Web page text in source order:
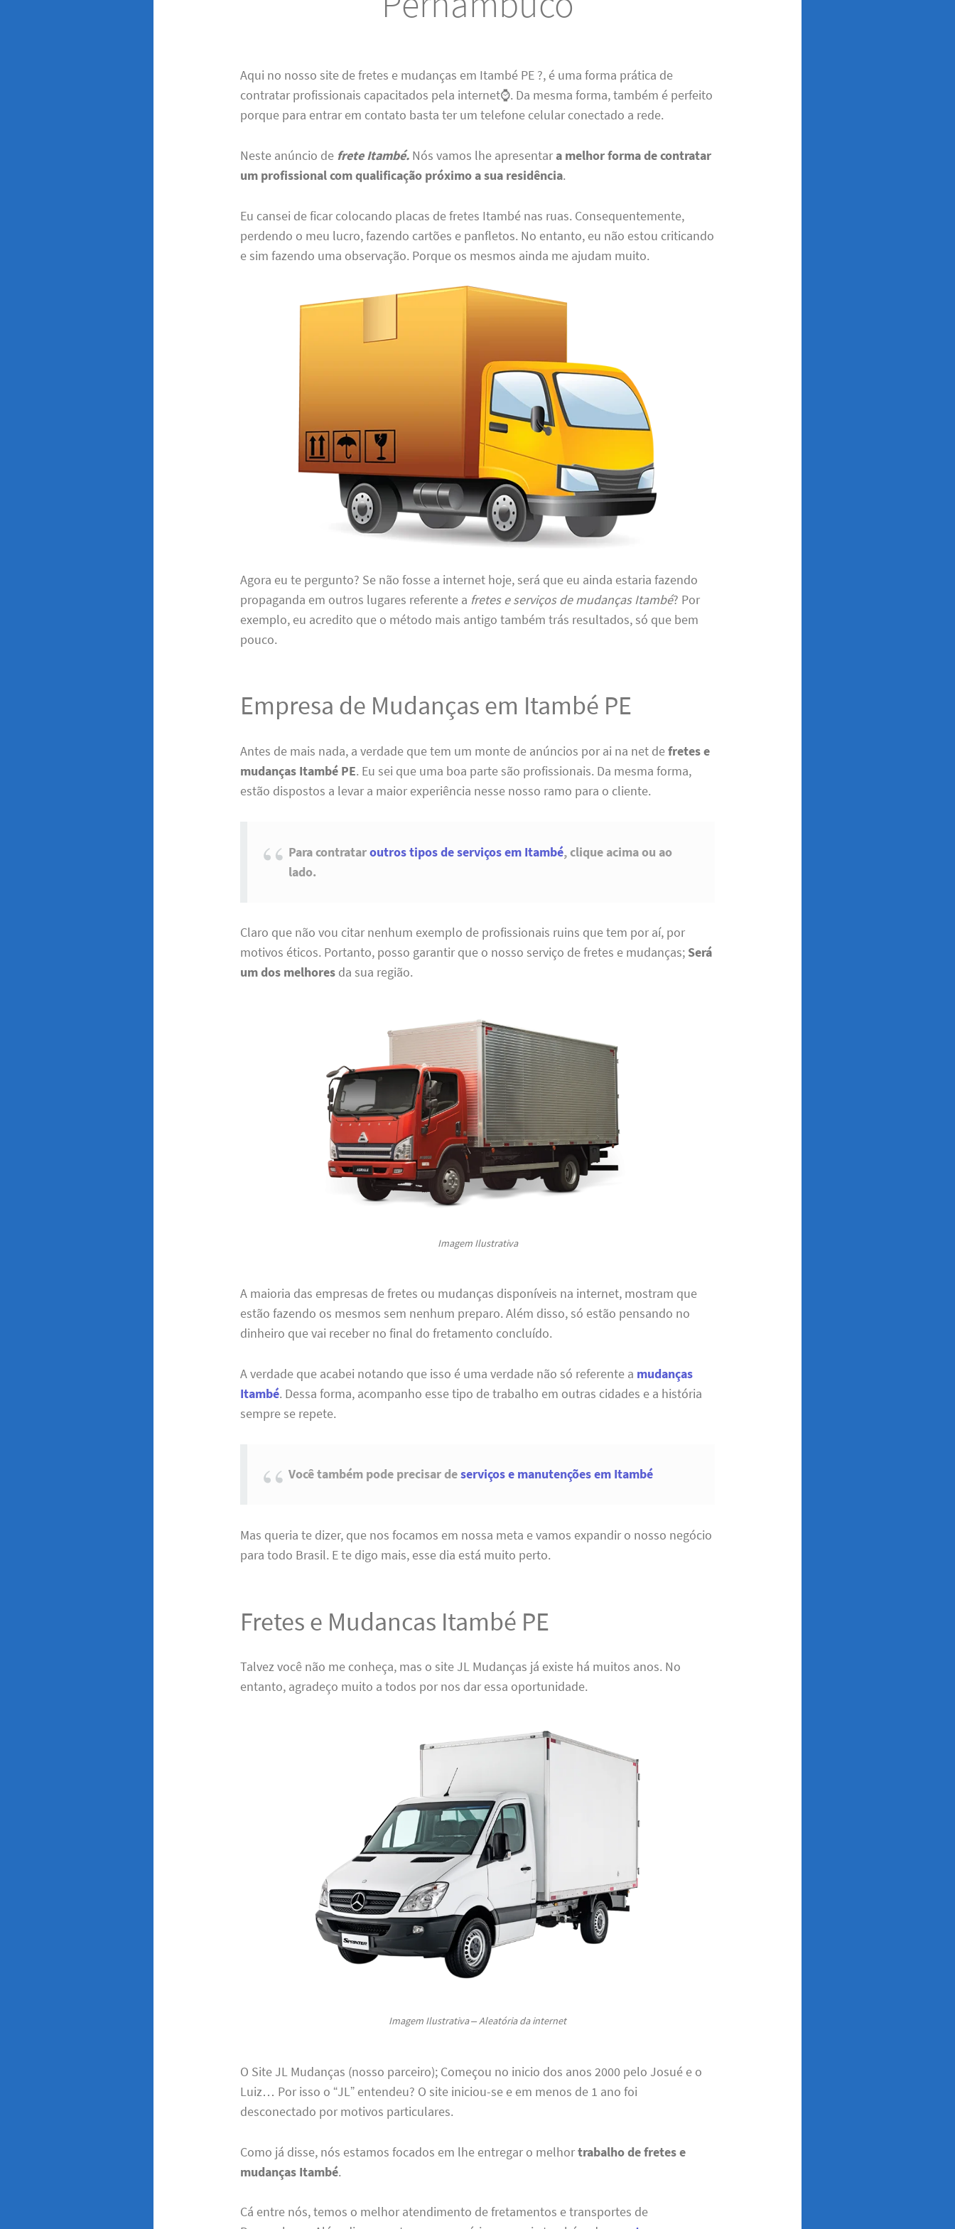
Aqui no nosso site de fretes e mudanças em Itambé PE ?, é uma forma prática de
contratar profissionais capacitados pela internet⌚. Da mesma forma, também é perfeito
porque para entrar em contato basta ter um telefone celular conectado a rede.
Neste anúncio de frete Itambé. Nós vamos lhe apresentara melhor forma de contratar
um profissional com qualificação próximo a sua residência.
Eu cansei de ficar colocando placas de fretes Itambé nas ruas. Consequentemente,
perdendo o meu lucro, fazendo cartões e panfletos. No entanto, eu não estou criticando
e sim fazendo uma observação. Porque os mesmos ainda me ajudam muito.
Agora eu te pergunto? Se não fosse a internet hoje, será que eu ainda estaria fazendo
propaganda em outros lugares referente a fretes e serviços de mudanças Itambé? Por
exemplo, eu acredito que o método mais antigo também trás resultados, só que bem
pouco.
Empresa de Mudanças em Itambé PE
Antes de mais nada, a verdade que tem um monte de anúncios por ai na net defretes e
mudanças Itambé PE. Eu sei que uma boa parte são profissionais. Da mesma forma,
estão dispostos a levar a maior experiência nesse nosso ramo para o cliente.
Para contrataroutros tipos de serviços em Itambé, clique acima ou ao
lado.
Claro que não vou citar nenhum exemplo de profissionais ruins que tem por aí, por
motivos éticos. Portanto, posso garantir que o nosso serviço de fretes e mudanças; Será
um dos melhores da sua região.
Imagem Ilustrativa
A maioria das empresas de fretes ou mudanças disponíveis na internet, mostram que
estão fazendo os mesmos sem nenhum preparo. Além disso, só estão pensando no
dinheiro que vai receber no final do fretamento concluído.
A verdade que acabei notando que isso é uma verdade não só referente a mudanças
Itambé. Dessa forma, acompanho esse tipo de trabalho em outras cidades e a história
sempre se repete.
Você também pode precisar deserviços e manutenções em Itambé
Mas queria te dizer, que nos focamos em nossa meta e vamos expandir o nosso negócio
para todo Brasil. E te digo mais, esse dia está muito perto.
Fretes e Mudancas Itambé PE
Talvez você não me conheça, mas o site JL Mudanças já existe há muitos anos. No
entanto, agradeço muito a todos por nos dar essa oportunidade.
Imagem Ilustrativa – Aleatória da internet
O Site JL Mudanças (nosso parceiro); Começou no inicio dos anos 2000 pelo Josué e o
Luiz… Por isso o “JL” entendeu? O site iniciou-se e em menos de 1 ano foi
desconectado por motivos particulares.
Como já disse, nós estamos focados em lhe entregar o melhortrabalho de fretes e
mudanças Itambé.
Cá entre nós, temos o melhor atendimento de fretamentos e transportes de